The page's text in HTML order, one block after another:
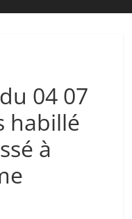
04 07
habillé
à